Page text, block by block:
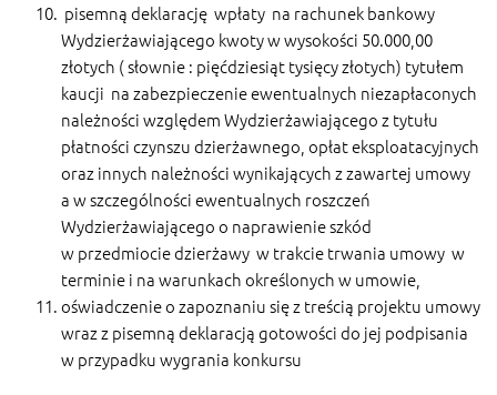
pisemną deklarację wpłaty na rachunek bankowy
Wydzierżawiającego kwoty w wysokości 50.000,00
złotych ( słownie : pięćdziesiąt tysięcy złotych) tytułem
kaucji na zabezpieczenie ewentualnych niezapłaconych
należności względem Wydzierżawiającego z tytułu
płatności czynszu dzierżawnego, opłat eksploatacyjnych
oraz innych należności wynikających z zawartej umowy
a w szczególności ewentualnych roszczeń
Wydzierżawiającego o naprawienie szkód
w przedmiocie dzierżawy w trakcie trwania umowy w
terminie i na warunkach określonych w umowie,
oświadczenie o zapoznaniu się z treścią projektu umowy
wraz z pisemną deklaracją gotowości do jej podpisania
w przypadku wygrania konkursu